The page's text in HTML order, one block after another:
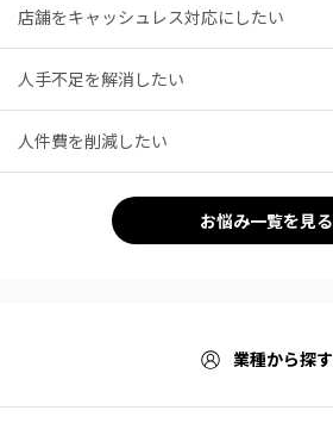
店舗をキャッシュレス対応にしたい
人手不足を解消したい
人件費を削減したい
お悩み一覧を見る
業種から探す